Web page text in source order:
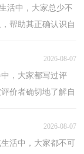
活中，大家总少不
帮助其正确认识自
2026-08-07
，大家都写过评
价者确切地了解自
2026-08-07
活中，大家都不可